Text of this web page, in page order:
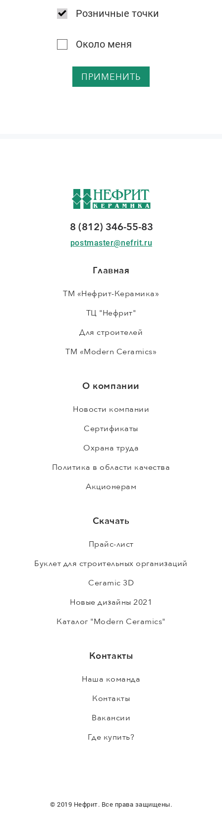
Розничные точки
Около меня
ПРИМЕНИТЬ
8 (812) 346-55-83
postmaster@nefrit.ru
Главная
ТМ «Нефрит-Керамика»
ТЦ "Нефрит"
Для строителей
ТМ «Modern Ceramics»
О компании
Новости компании
Сертификаты
Охрана труда
Политика в области качества
Акционерам
Скачать
Прайс-лист
Буклет для строительных организаций
Ceramic 3D
Новые дизайны 2021
Каталог "Modern Ceramics"
Контакты
Наша команда
Контакты
Вакансии
Где купить?
© 2019 Нефрит. Все права защищены.